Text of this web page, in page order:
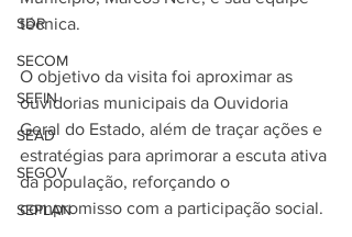
SDR
SECOM
SEFIN
SEAD
SEGOV
SEPLAN
técnica.
O objetivo da visita foi aproximar as
ouvidorias municipais da Ouvidoria
Geral do Estado, além de traçar ações e
estratégias para aprimorar a escuta ativa
da população, reforçando o
compromisso com a participação social.